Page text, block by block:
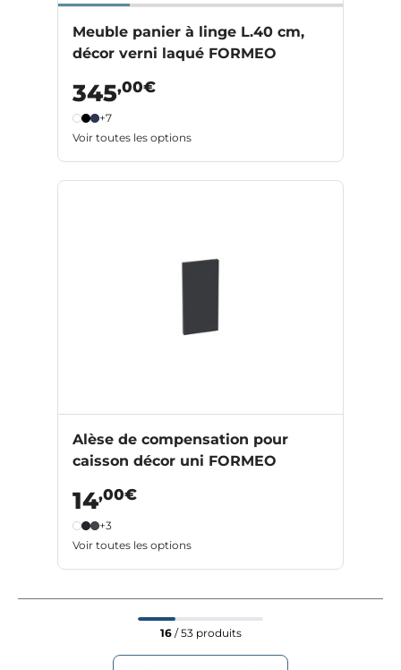
Meuble panier à linge L.40 cm,
décor verni laqué FORMEO
345,00€
+7
Voir toutes les options
Alèse de compensation pour
caisson décor uni FORMEO
14,00€
+3
Voir toutes les options
16/ 53 produits